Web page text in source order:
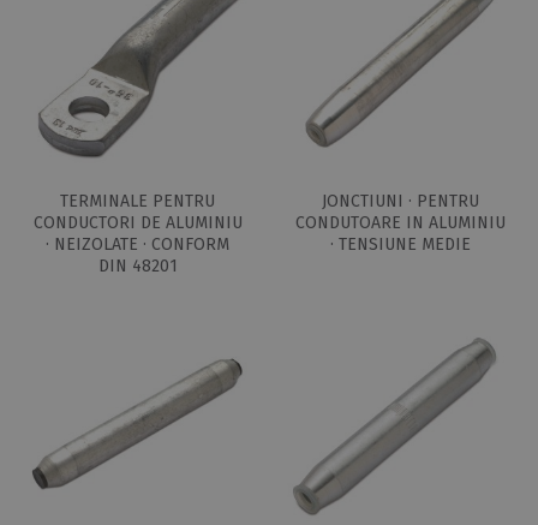
TERMINALE PENTRU
CONDUCTORI DE ALUMINIU
· NEIZOLATE · CONFORM
DIN 48201
JONCTIUNI · PENTRU
CONDUTOARE IN ALUMINIU
· TENSIUNE MEDIE